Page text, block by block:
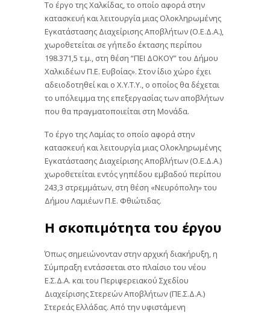
Το έργο της Χαλκίδας, το οποίο αφορά στην
κατασκευή και λειτουργία μιας Ολοκληρωμένης
Εγκατάστασης Διαχείρισης Αποβλήτων (Ο.Ε.Δ.Α.),
χωροθετείται σε γήπεδο έκτασης περίπου
198.371,5 τ.μ., στη θέση “ΠΕΙ ΔΟΚΟΥ” του Δήμου
Χαλκιδέων Π.Ε. Ευβοίας». Στον ίδιο χώρο έχει
αδειοδοτηθεί και ο Χ.Υ.Τ.Υ., ο οποίος θα δέχεται
το υπόλειμμα της επεξεργασίας των αποβλήτων
που θα πραγματοποιείται στη Μονάδα.
Το έργο της Λαμίας το οποίο αφορά στην
κατασκευή και λειτουργία μιας Ολοκληρωμένης
Εγκατάστασης Διαχείρισης Αποβλήτων (Ο.Ε.Δ.Α.)
χωροθετείται εντός γηπέδου εμβαδού περίπου
243,3 στρεμμάτων, στη θέση «Νευρόπολη» του
Δήμου Λαμιέων Π.Ε. Φθιώτιδας.
Η σκοπιμότητα του έργου
Όπως σημειώνονταν στην αρχική διακήρυξη, η
Σύμπραξη εντάσσεται στο πλαίσιο του νέου
Ε.Σ.Δ.Α. και του Περιφερειακού Σχεδίου
Διαχείρισης Στερεών Αποβλήτων (ΠΕ.Σ.Δ.Α.)
Στερεάς Ελλάδας. Από την υφιστάμενη